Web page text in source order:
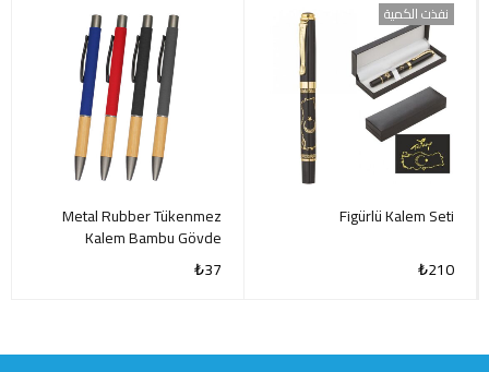
نفذت الكمية
Figürlü Kalem Seti
₺210
Metal Rubber Tükenmez
Kalem Bambu Gövde
₺37